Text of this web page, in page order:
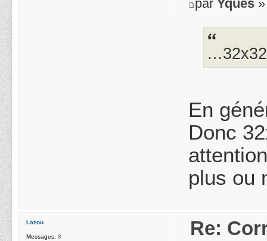
parYques
En
Donc
plus ou
Re:
Lazou
Messages: 8